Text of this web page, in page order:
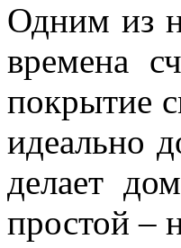
Одним из
времена
покрытие
идеально
делает
простой –